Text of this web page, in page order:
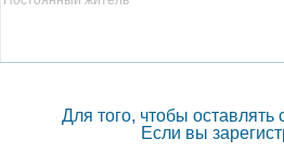
Для того, чтобы
Если вы